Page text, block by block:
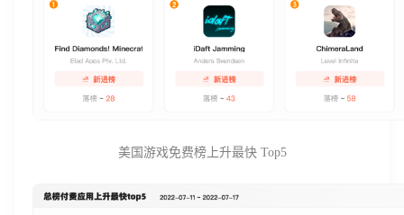
美国游戏免费榜上升最快 Top5